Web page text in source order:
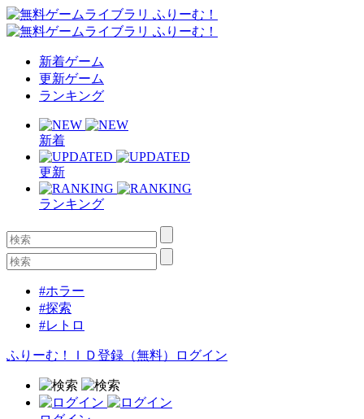
新着ゲーム
更新ゲーム
ランキング
新着
更新
ランキング
#ホラー
#探索
#レトロ
ふりーむ！ＩＤ登録（無料） ログイン